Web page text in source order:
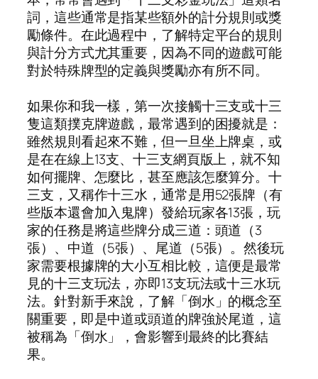
詞，這些通常是指某些額外的計分規則或獎
勵條件。在此過程中，了解特定平台的規則
與計分方式尤其重要，因為不同的遊戲可能
對於特殊牌型的定義與獎勵亦有所不同。
如果你和我一樣，第一次接觸十三支或十三
隻這類撲克牌遊戲，最常遇到的困擾就是：
雖然規則看起來不難，但一旦坐上牌桌，或
是在在線上13支、十三支網頁版上，就不知
如何擺牌、怎麼比，甚至應該怎麼算分。十
三支，又稱作十三水，通常是用52張牌（有
些版本還會加入鬼牌）發給玩家各13張，玩
家的任務是將這些牌分成三道：頭道（3
張）、中道（5張）、尾道（5張）。然後玩
家需要根據牌的大小互相比較，這便是最常
見的十三支玩法，亦即13支玩法或十三水玩
法。針對新手來說，了解「倒水」的概念至
關重要，即是中道或頭道的牌強於尾道，這
被稱為「倒水」，會影響到最終的比賽結
果。